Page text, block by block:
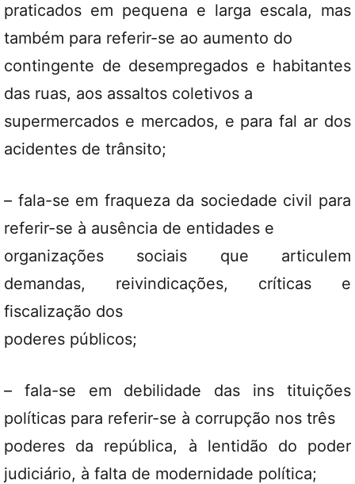
praticados em pequena e larga escala, mas
também para referir-se ao aumento do
contingente de desempregados e habitantes
das ruas, aos assaltos coletivos a
supermercados e mercados, e para fal ar dos
acidentes de trânsito;
– fala-se em fraqueza da sociedade civil para
referir-se à ausência de entidades e
organizações sociais que articulem
demandas, reivindicações, críticas e
fiscalização dos
poderes públicos;
– fala-se em debilidade das ins tituições
políticas para referir-se à corrupção nos três
poderes da república, à lentidão do poder
judiciário, à falta de modernidade política;